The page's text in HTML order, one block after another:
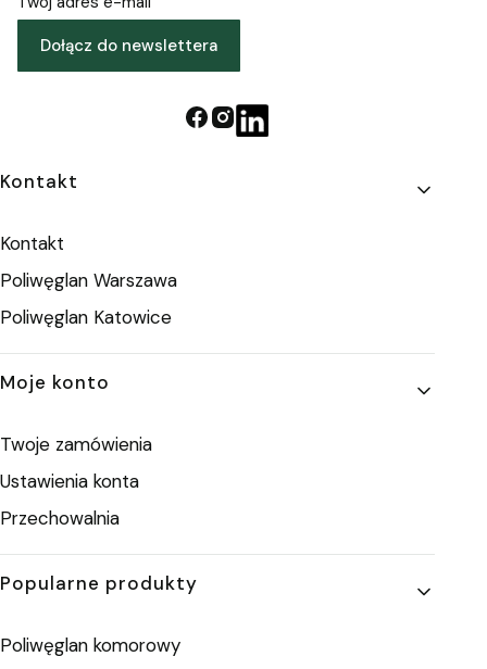
Dołącz do newslettera
Linki w stopce
Kontakt
Kontakt
Poliwęglan Warszawa
Poliwęglan Katowice
Moje konto
Twoje zamówienia
Ustawienia konta
Przechowalnia
Popularne produkty
Poliwęglan komorowy